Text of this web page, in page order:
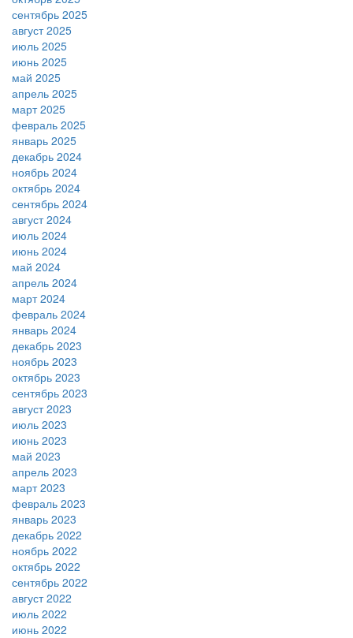
сентябрь 2025
август 2025
июль 2025
июнь 2025
май 2025
апрель 2025
март 2025
февраль 2025
январь 2025
декабрь 2024
ноябрь 2024
октябрь 2024
сентябрь 2024
август 2024
июль 2024
июнь 2024
май 2024
апрель 2024
март 2024
февраль 2024
январь 2024
декабрь 2023
ноябрь 2023
октябрь 2023
сентябрь 2023
август 2023
июль 2023
июнь 2023
май 2023
апрель 2023
март 2023
февраль 2023
январь 2023
декабрь 2022
ноябрь 2022
октябрь 2022
сентябрь 2022
август 2022
июль 2022
июнь 2022